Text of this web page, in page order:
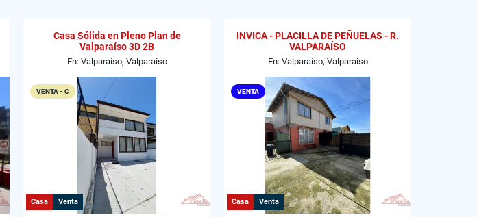
Casa Sólida en Pleno Plan de
Valparaíso 3D 2B
En: Valparaíso, Valparaiso
VENTA - C
Casa Venta
INVICA - PLACILLA DE PEÑUELAS - R.
VALPARAÍSO
En: Valparaíso, Valparaiso
VENTA
Casa Venta